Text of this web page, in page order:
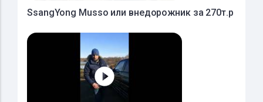
SsangYong Musso или внедорожник за 270т.р